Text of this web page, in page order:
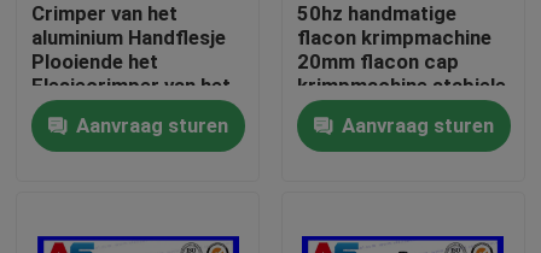
Huis
Ongeveer ons
Crimper van het
aluminium Handflesje
Plooiende het
Flesjecrimper van het
Hulpmiddelglas voor
Scheur van GLB
Aanvraag sturen
50hz handmatige
flacon krimpmachine
20mm flacon cap
krimpmachine stabiele
prestaties AC220V
flacon krimpmachine
Aanvraag sturen